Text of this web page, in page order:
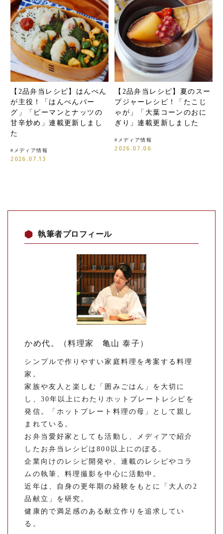
【2品弁当レシピ】はんぺん
が主役！「はんぺんバー
グ」「ピーマンとナッツの
甘辛炒め」連載更新しまし
た
# メディア情報
2026.07.13
【2品弁当レシピ】夏のスー
プジャーレシピ！「たこじ
ゃが」「大葉コーンのおに
ぎり」連載更新しました
# メディア情報
2026.07.06
執筆者プロフィール
かめ代。（料理家 亀山 泰子）
シンプルで作りやすい家庭料理を考案する料理
家。
家族や友人と楽しむ「囲みごはん」を大切に
し、30年以上にわたりホットプレートレシピを
発信。「ホットプレート料理の母」として親し
まれている。
お弁当愛好家としても活動し、メディアで紹介
したお弁当レシピは800以上にのぼる。
企業向けのレシピ開発や、連載のレシピやコラ
ムの執筆、料理撮影を中心に活動中。
近年は、自身の更年期の経験をもとに「大人の2
品献立」を研究。
健康的で満足感のある献立作りを追求してい
る。